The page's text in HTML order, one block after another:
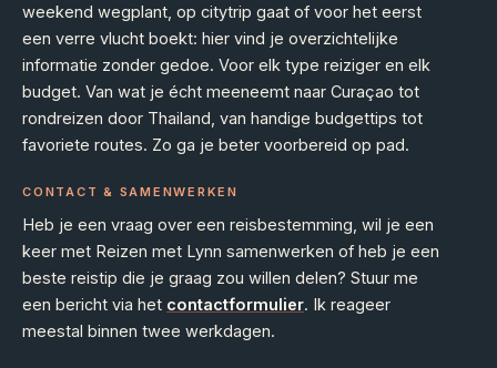
weekend wegplant, op citytrip gaat of voor het eerst
een verre vlucht boekt: hier vind je overzichtelijke
informatie zonder gedoe. Voor elk type reiziger en elk
budget. Van wat je écht meeneemt naar Curaçao tot
rondreizen door Thailand, van handige budgettips tot
favoriete routes. Zo ga je beter voorbereid op pad.
CONTACT & SAMENWERKEN
Heb je een vraag over een reisbestemming, wil je een
keer met Reizen met Lynn samenwerken of heb je een
beste reistip die je graag zou willen delen? Stuur me
een bericht via het contactformulier. Ik reageer
meestal binnen twee werkdagen.